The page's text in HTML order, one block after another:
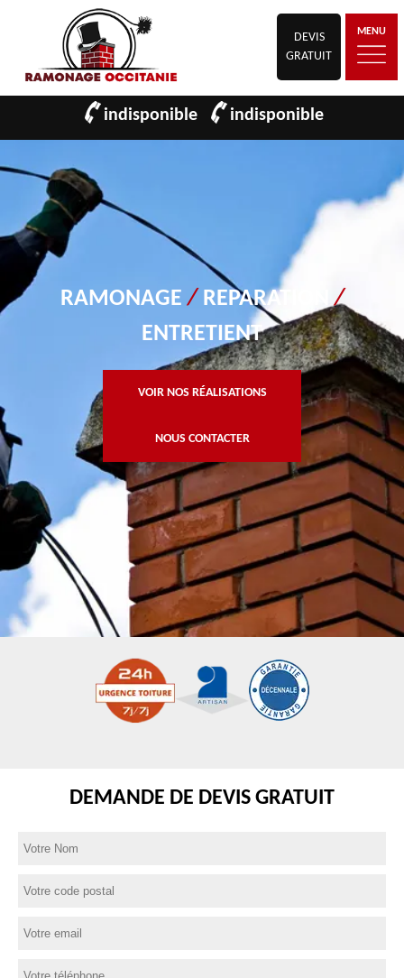
DEVIS
GRATUIT
MENU
indisponible indisponible
RAMONAGE/ REPARATION/
ENTRETIENT
VOIR NOS RÉALISATIONS
NOUS CONTACTER
DEMANDE DE DEVIS GRATUIT